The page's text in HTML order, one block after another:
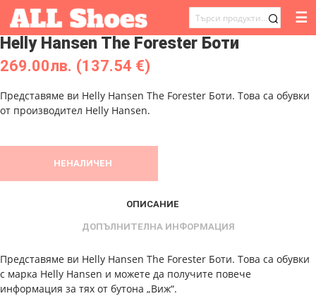
ТЪРСЕНЕ
ЗА:
☰
Helly Hansen The Forester Боти
269.00лв. (137.54 €)
Представяме ви Helly Hansen The Forester Боти. Това са обувки
от производител Helly Hansen.
НЕНАЛИЧЕН
ОПИСАНИЕ
ДОПЪЛНИТЕЛНА ИНФОРМАЦИЯ
Представяме ви Helly Hansen The Forester Боти. Това са обувки
с марка Helly Hansen и можете да получите повече
информация за тях от бутона „Виж“.